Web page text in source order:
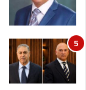
ل
ا
ر
د
ن
ي